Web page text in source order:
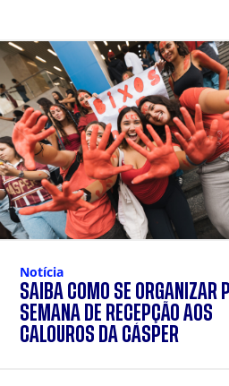
Notícia
SAIBA COMO SE ORGANIZAR
SEMANA DE RECEPÇÃO AOS
CALOUROS DA CÁSPER